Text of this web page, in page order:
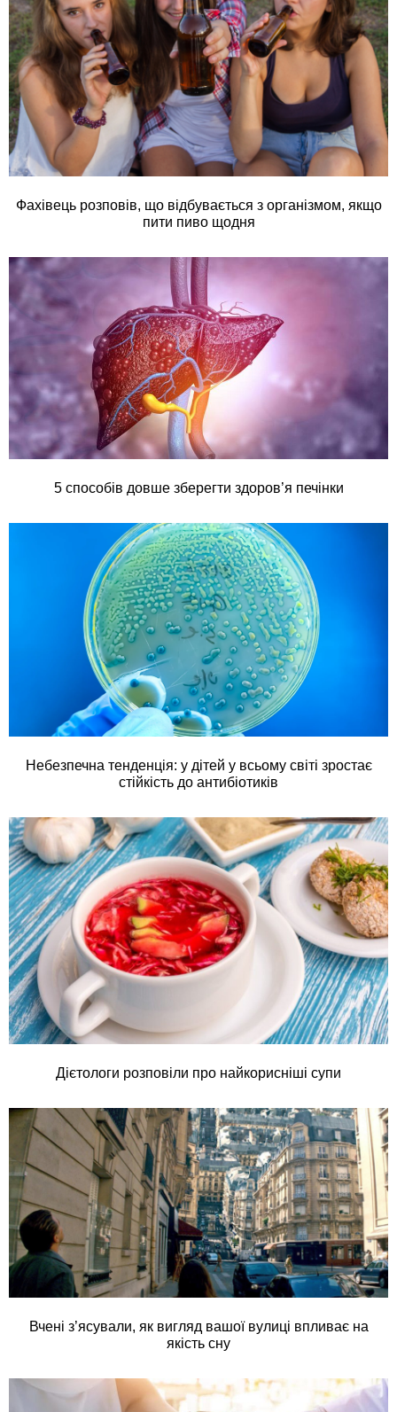
Фахівець розповів, що відбувається з організмом, якщо
пити пиво щодня
5 способів довше зберегти здоров’я печінки
Небезпечна тенденція: у дітей у всьому світі зростає
стійкість до антибіотиків
Дієтологи розповіли про найкорисніші супи
Вчені з’ясували, як вигляд вашої вулиці впливає на
якість сну